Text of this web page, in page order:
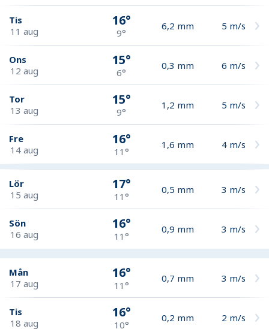
Tis
11 aug
16°
9°
6,2 mm 5 m/s
Ons
12 aug
15°
6°
0,3 mm 6 m/s
Tor
13 aug
15°
9°
1,2 mm 5 m/s
Fre
14 aug
16°
11°
1,6 mm 4 m/s
Lör
15 aug
17°
11°
0,5 mm 3 m/s
Sön
16 aug
16°
11°
0,9 mm 3 m/s
Mån
17 aug
16°
11°
0,7 mm 3 m/s
Tis
18 aug
16°
10°
0,2 mm 2 m/s